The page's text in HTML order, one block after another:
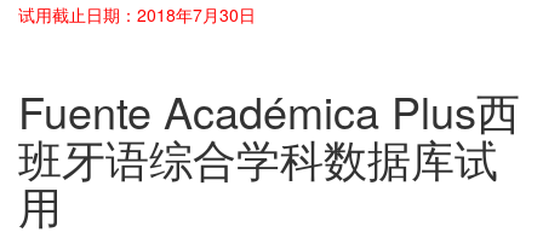
试用截止日期：2018年7月30日
Fuente Académica Plus西
班牙语综合学科数据库试
用